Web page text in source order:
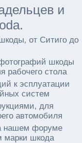
и
от Ситиго до
шкоды
рабочего стола
к эсплуатации
систем
для
автомобиля
нашем форуме
марки шкода